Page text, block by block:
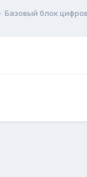
Базовый блок